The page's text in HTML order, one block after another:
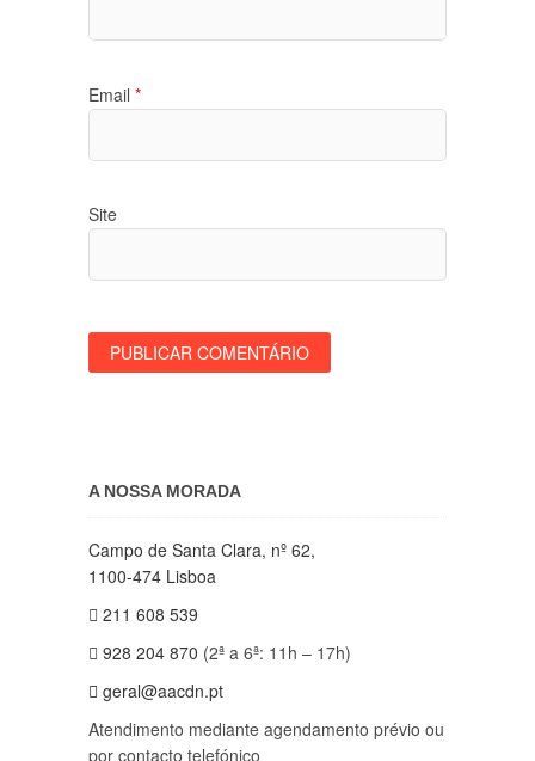
Email *
Site
A NOSSA MORADA
Campo de Santa Clara, nº 62,
1100-474 Lisboa
211 608 539
928 204 870 (2ª a 6ª: 11h – 17h)
geral@aacdn.pt
Atendimento mediante agendamento prévio ou
por contacto telefónico